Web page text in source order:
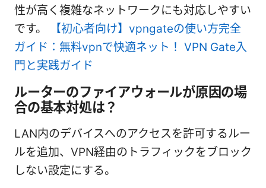
性が高く複雑なネットワークにも対応しやすい
です。
【初心者向け】vpngateの使い方完全
ガイド：無料vpnで快適ネット！ VPN Gate入
門と実践ガイド
ルーターのファイアウォールが原因の場
合の基本対処は？
LAN内のデバイスへのアクセスを許可するルー
ルを追加、VPN経由のトラフィックをブロック
しない設定にする。